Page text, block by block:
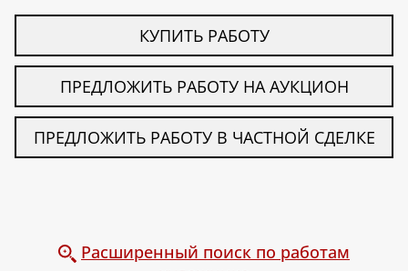
КУПИТЬ РАБОТУ
ПРЕДЛОЖИТЬ РАБОТУ НА АУКЦИОН
ПРЕДЛОЖИТЬ РАБОТУ В ЧАСТНОЙ СДЕЛКЕ
Расширенный поиск по работам